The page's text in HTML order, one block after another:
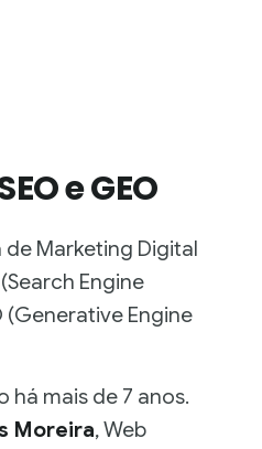
e GEO
Marketing Digital
Engine
Engine
há mais de 7 anos.
Moreira, Web